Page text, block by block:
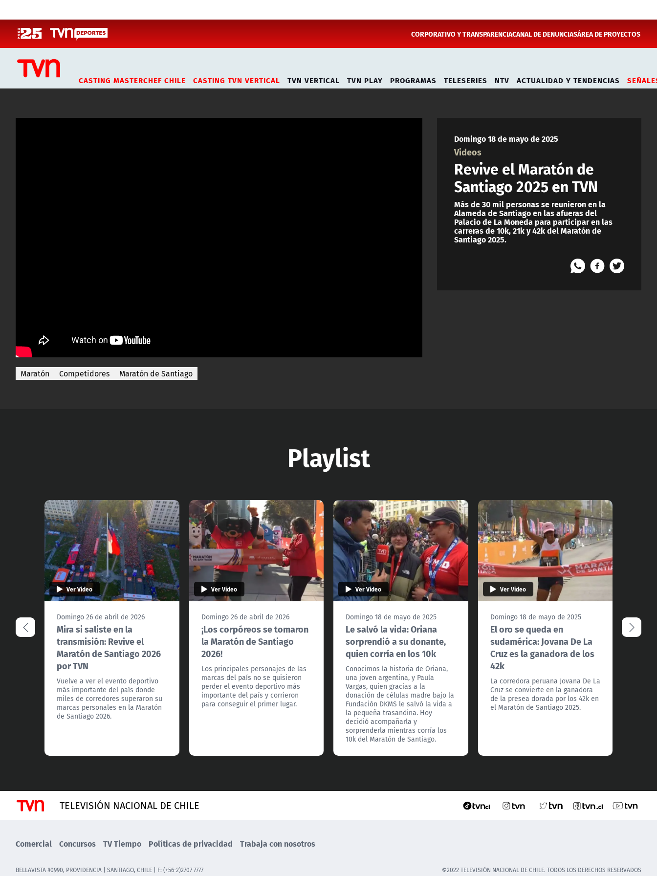
CORPORATIVO Y TRANSPARENCIACANAL DE DENUNCIASÁREA DE PROYECTOS
CASTING MASTERCHEF CHILE CASTING TVN VERTICAL TVN VERTICAL TVN PLAY PROGRAMAS TELESERIES NTV ACTUALIDAD Y TENDENCIAS
Domingo 18 de mayo de 2025
Videos
Revive el Maratón de
Santiago 2025 en TVN
Más de 30 mil personas se reunieron en la
Alameda de Santiago en las afueras del
Palacio de La Moneda para participar en las
carreras de 10k, 21k y 42k del Maratón de
Santiago 2025.
Maratón Competidores Maratón de Santiago
Playlist
Ver Video
Domingo 26 de abril de 2026
Mira si saliste en la
transmisión: Revive el
Maratón de Santiago 2026
por TVN
Vuelve a ver el evento deportivo
más importante del país donde
miles de corredores superaron su
marcas personales en la Maratón
de Santiago 2026.
Ver Video
Domingo 26 de abril de 2026
¡Los corpóreos se tomaron
la Maratón de Santiago
2026!
Los principales personajes de las
marcas del país no se quisieron
perder el evento deportivo más
importante del país y corrieron
para conseguir el primer lugar.
Ver Video
Domingo 18 de mayo de 2025
Le salvó la vida: Oriana
sorprendió a su donante,
quien corría en los 10k
Conocimos la historia de Oriana,
una joven argentina, y Paula
Vargas, quien gracias a la
donación de células madre bajo la
Fundación DKMS le salvó la vida a
la pequeña trasandina. Hoy
decidió acompañarla y
sorprenderla mientras corría los
10k del Maratón de Santiago.
Ver Video
Domingo 18 de mayo de 2025
El oro se queda en
sudamérica: Jovana De La
Cruz es la ganadora de los
42k
La corredora peruana Jovana De La
Cruz se convierte en la ganadora
de la presea dorada por los 42k en
el Maratón de Santiago 2025.
TELEVISIÓN NACIONAL DE CHILE
Comercial Concursos TV Tiempo Políticas de privacidad Trabaja con nosotros
BELLAVISTA #0990, PROVIDENCIA | SANTIAGO, CHILE | F: (+56-2)2707 7777 ©2022 TELEVISIÓN NACIONAL DE CHILE. TODOS LOS DERECHOS RESERVADOS